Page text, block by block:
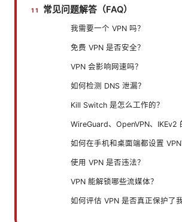
常见问题解答（FAQ）
我需要一个 VPN 吗？
免费 VPN 是否安全？
VPN 会影响网速吗？
如何检测 DNS 泄漏？
Kill Switch 是怎么工作的？
WireGuard、OpenVPN、IKEv2
如何在手机和桌面端都设置 VPN
使用 VPN 是否违法？
VPN 能解锁哪些流媒体？
如何评估 VPN 是否真正保护了